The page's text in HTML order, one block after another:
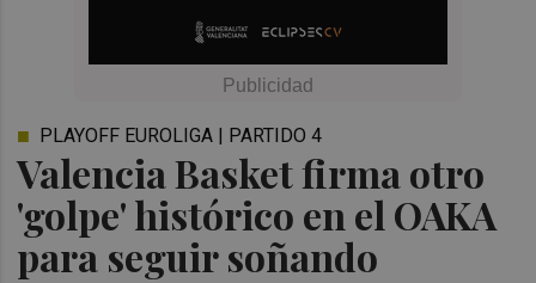
Valencia Basket firma otro
'golpe' histórico en el OAKA
para seguir soñando
PLAYOFF EUROLIGA | PARTIDO 4